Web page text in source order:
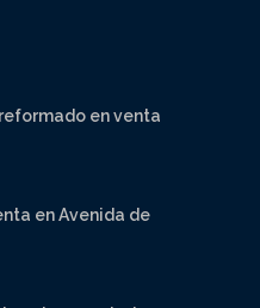
en venta
en Avenida de